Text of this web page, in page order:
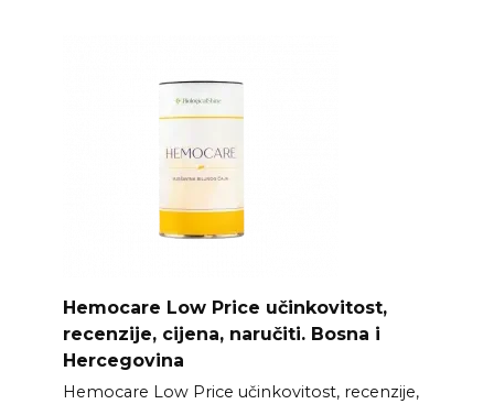
Hemocare Low Price učinkovitost,
recenzije, cijena, naručiti. Bosna i
Hercegovina
Hemocare Low Price učinkovitost, recenzije,